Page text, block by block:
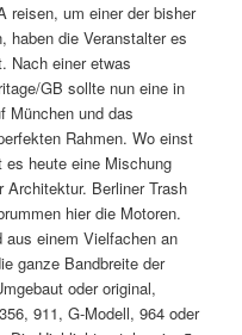
reisen, um einer der bisher
haben die Veranstalter es
Nach einer etwas
GB sollte nun eine in
München und das
Rahmen. Wo einst
heute eine Mischung
Architektur. Berliner Trash
hier die Motoren.
aus einem Vielfachen an
ganze Bandbreite der
oder original,
911, G-Modell, 964 oder